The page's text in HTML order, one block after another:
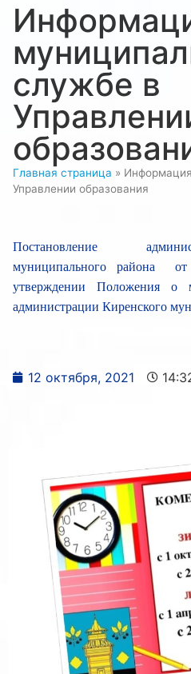
службе в
Главная страница »
Управлении образования
Постановление
муниципального района
утверждении Положения о
администрации Киренского
12 октября, 2021